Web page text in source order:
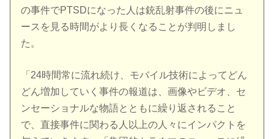
の事件でPTSDになった人は銃乱射事件の後にニュ
ースを見る時間がより長くなることが判明しまし
た。
「24時間常に流れ続け、モバイル技術によってどん
どん増加していく事件の報道は、画像やビデオ、セ
ンセーショナルな物語とともに繰り返されること
で、直接事件に関わる人以上の人々にインパクトを